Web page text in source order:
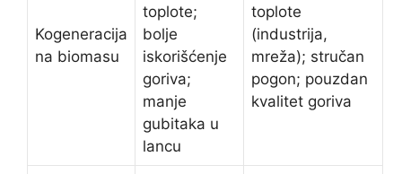
Kogeneracija
na biomasu
toplote;
bolje
iskorišćenje
goriva;
manje
gubitaka u
lancu
toplote
(industrija,
mreža); stručan
pogon; pouzdan
kvalitet goriva